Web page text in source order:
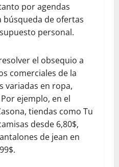
por agendas
de ofertas
personal.
el obsequio a
comerciales de la
variadas en ropa,
ejemplo, en el
tiendas como Tu
desde 6,80$,
de jean en